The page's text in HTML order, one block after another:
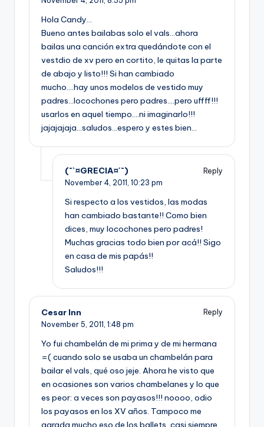
Hola Candy…
Bueno antes bailabas solo el vals…ahora
bailas una canción extra quedándote con el
vestdio de xv pero en cortito, le quitas la parte
de abajo y listo!!! Si han cambiado
mucho….hay unos modelos de vestido muy
padres…locochones pero padres….pero uffff!!!
usarlos en aquel tiempo….ni imaginarlo!!!
jajajajaja…saludos…espero y estes bien…
(¯`¤GRECIA¤´¯)
Reply
November 4, 2011, 10:23 pm
Si respecto a los vestidos, las modas
han cambiado bastante!! Como bien
dices, muy locochones pero padres!
Muchas gracias todo bien por acá!! Sigo
en casa de mis papás!!
Saludos!!!
Cesar Inn
Reply
November 5, 2011, 1:48 pm
Yo fui chambelán de mi prima y de mi hermana
=( cuando solo se usaba un chambelán para
bailar el vals, qué oso jeje. Ahora he visto que
en ocasiones son varios chambelanes y lo que
es peor: a veces son payasos!!! noooo, odio
los payasos en los XV años. Tampoco me
agrada mucho eso de los ballets, casi siempre